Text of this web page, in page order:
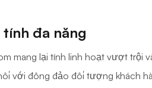
đa năng
mang lại tính linh hoạt vượt trội
với đông đảo đối tượng khách